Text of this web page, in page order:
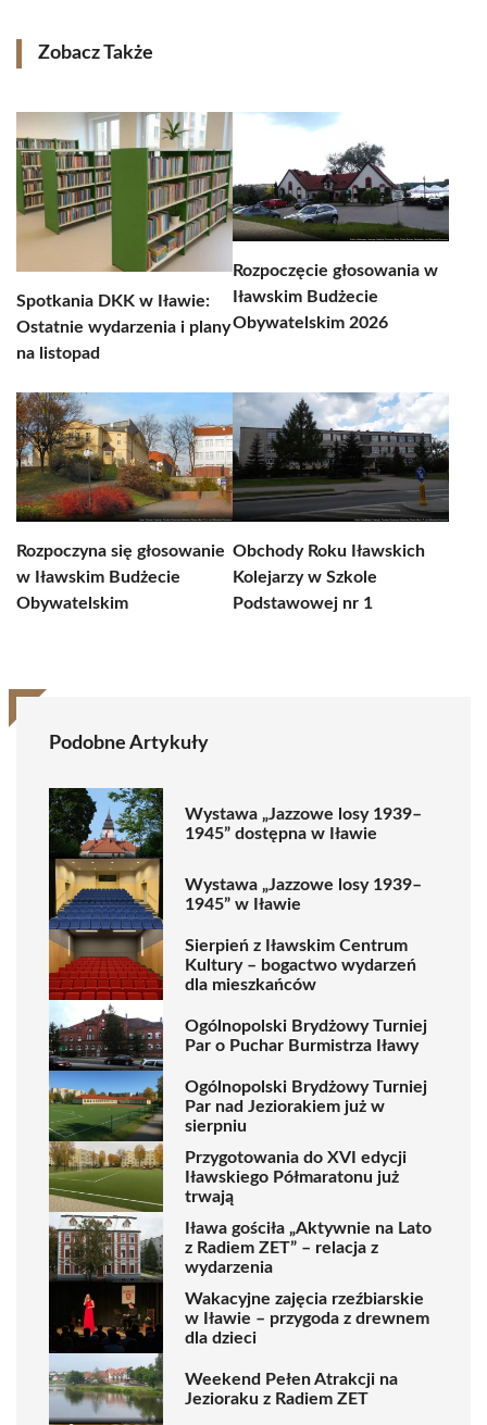
Zobacz Także
Spotkania DKK w Iławie:
Ostatnie wydarzenia i plany
na listopad
Rozpoczęcie głosowania w
Iławskim Budżecie
Obywatelskim 2026
Rozpoczyna się głosowanie
w Iławskim Budżecie
Obywatelskim
Obchody Roku Iławskich
Kolejarzy w Szkole
Podstawowej nr 1
Podobne Artykuły
Wystawa „Jazzowe losy 1939–
1945” dostępna w Iławie
Wystawa „Jazzowe losy 1939–
1945” w Iławie
Sierpień z Iławskim Centrum
Kultury – bogactwo wydarzeń
dla mieszkańców
Ogólnopolski Brydżowy Turniej
Par o Puchar Burmistrza Iławy
Ogólnopolski Brydżowy Turniej
Par nad Jeziorakiem już w
sierpniu
Przygotowania do XVI edycji
Iławskiego Półmaratonu już
trwają
Iława gościła „Aktywnie na Lato
z Radiem ZET” – relacja z
wydarzenia
Wakacyjne zajęcia rzeźbiarskie
w Iławie – przygoda z drewnem
dla dzieci
Weekend Pełen Atrakcji na
Jezioraku z Radiem ZET